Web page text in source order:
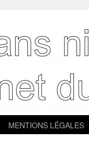
MENTIONS LÉGALES